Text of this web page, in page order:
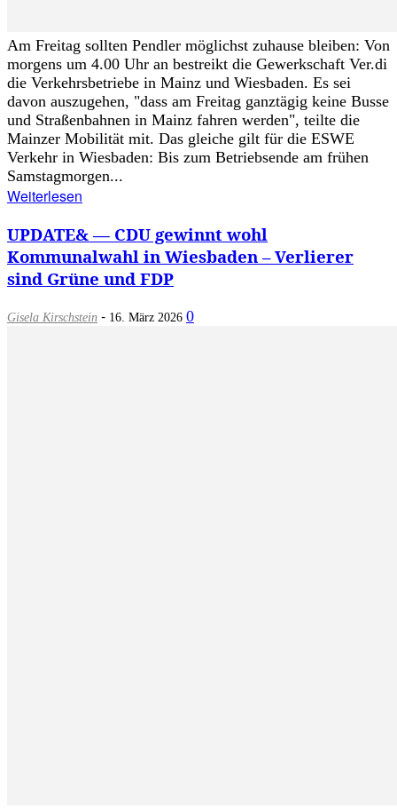
Am Freitag sollten Pendler möglichst zuhause bleiben: Von
morgens um 4.00 Uhr an bestreikt die Gewerkschaft Ver.di
die Verkehrsbetriebe in Mainz und Wiesbaden. Es sei
davon auszugehen, "dass am Freitag ganztägig keine Busse
und Straßenbahnen in Mainz fahren werden", teilte die
Mainzer Mobilität mit. Das gleiche gilt für die ESWE
Verkehr in Wiesbaden: Bis zum Betriebsende am frühen
Samstagmorgen...
Weiterlesen
UPDATE& — CDU gewinnt wohl
Kommunalwahl in Wiesbaden – Verlierer
sind Grüne und FDP
Gisela Kirschstein - 16. März 2026 0